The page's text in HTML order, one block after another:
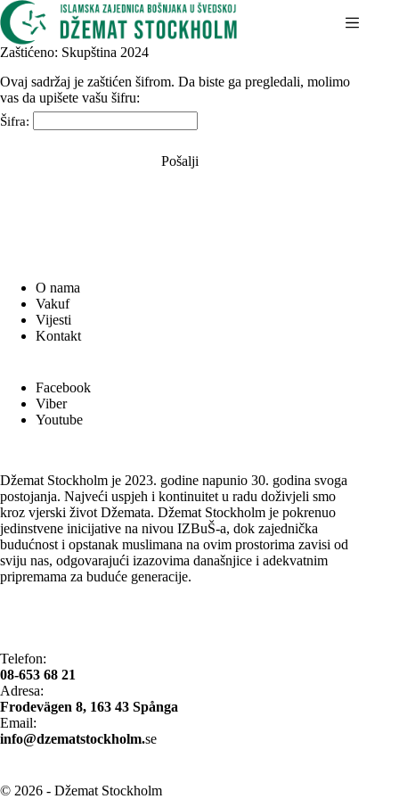
Skip
to
content
Zaštićeno: Skupština 2024
Ovaj sadržaj je zaštićen šifrom. Da biste ga pregledali, molimo
vas da upišete vašu šifru:
Šifra:
O nama
Vakuf
Vijesti
Kontakt
Facebook
Viber
Youtube
Džemat Stockholm je 2023. godine napunio 30. godina svoga
postojanja. Najveći uspjeh i kontinuitet u radu doživjeli smo
kroz vjerski život Džemata. Džemat Stockholm je pokrenuo
jedinstvene inicijative na nivou IZBuŠ-a, dok zajednička
budućnost i opstanak muslimana na ovim prostorima zavisi od
sviju nas, odgovarajući izazovima današnjice i adekvatnim
pripremama za buduće generacije.
Telefon:
08-653 68 21
Adresa:
​Frodevägen 8, 163 43 Spånga
Email​:
info@dzematstockholm.se
© 2026 - Džemat Stockholm